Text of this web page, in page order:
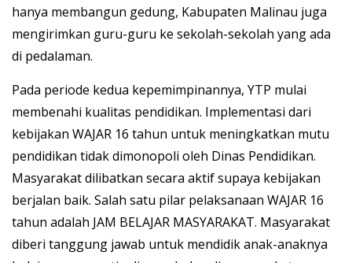
hanya membangun gedung, Kabupaten Malinau juga
mengirimkan guru-guru ke sekolah-sekolah yang ada
di pedalaman.
Pada periode kedua kepemimpinannya, YTP mulai
membenahi kualitas pendidikan. Implementasi dari
kebijakan WAJAR 16 tahun untuk meningkatkan mutu
pendidikan tidak dimonopoli oleh Dinas Pendidikan.
Masyarakat dilibatkan secara aktif supaya kebijakan
berjalan baik. Salah satu pilar pelaksanaan WAJAR 16
tahun adalah JAM BELAJAR MASYARAKAT. Masyarakat
diberi tanggung jawab untuk mendidik anak-anaknya